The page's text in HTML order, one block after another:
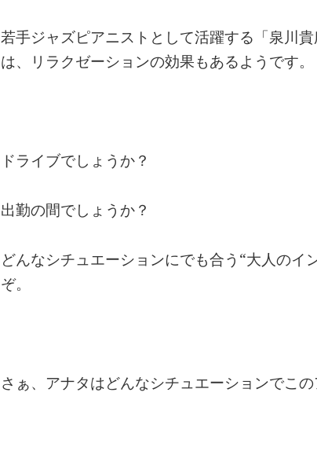
若手ジャズピアニストとして活躍する「泉川
は、リラクゼーションの効果もあるようです。
ドライブでしょうか？
出勤の間でしょうか？
どんなシチュエーションにでも合う“大人のイ
ぞ。
さぁ、アナタはどんなシチュエーションでこ